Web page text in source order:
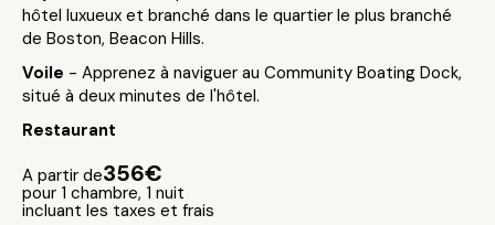
hôtel luxueux et branché dans le quartier le plus branché
de Boston, Beacon Hills.
Voile - Apprenez à naviguer au Community Boating Dock,
situé à deux minutes de l'hôtel.
Restaurant
A partir de356€
pour 1 chambre, 1 nuit
incluant les taxes et frais